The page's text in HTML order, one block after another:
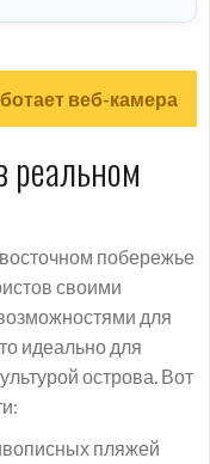
веб-камера
реальном
побережье
своими
для
идеально для
острова. Вот
пляжей